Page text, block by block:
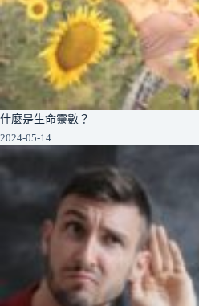
什麼是生命靈數？
2024-05-14